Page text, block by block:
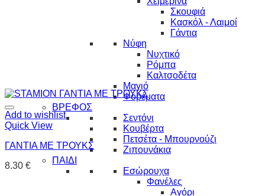
Σκουφιά
Κασκόλ - Λαιμοί
Γάντια
Νύφη
Νυχτικό
Ρόμπα
Καλτσοδέτα
Μαγιό
Φορέματα
ΒΡΕΦΟΣ
Σεντόνι
Κουβέρτα
Πετσέτα - Μπουρνούζι
Ζιπουνάκια
ΠΑΙΔΙ
Εσώρουχα
Φανέλες
Αγόρι
Add to wishlist
Quick View
ΓΑΝΤΙΑ ΜΕ ΤΡΟΥΚΣ
8.30 €